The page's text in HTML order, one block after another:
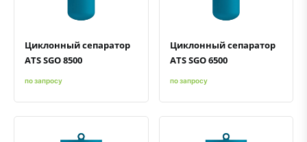
Циклонный сепаратор
ATS SGO 8500
по запросу
Циклонный сепаратор
ATS SGO 6500
по запросу